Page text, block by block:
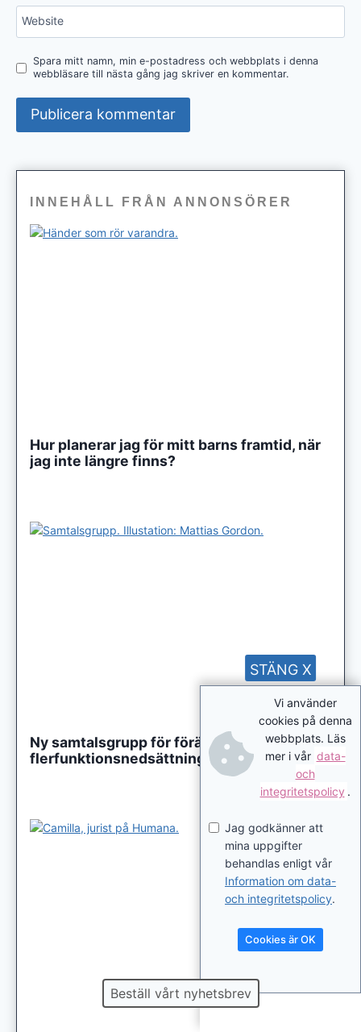
Website
Spara mitt namn, min e-postadress och webbplats i denna
webbläsare till nästa gång jag skriver en kommentar.
INNEHÅLL FRÅN ANNONSÖRER
Hur planerar jag för mitt barns framtid, när
jag inte längre finns?
Ny samtalsgrupp för föräldrar till barn med
flerfunktionsnedsättning
Beställ vårt nyhetsbrev
Vi använder
cookies på denna
webbplats. Läs
mer i vår data-
och
integritetspolicy .
Jag godkänner att
mina uppgifter
behandlas enligt vår
Information om data-
och integritetspolicy.
Cookies är OK
STÄNG X